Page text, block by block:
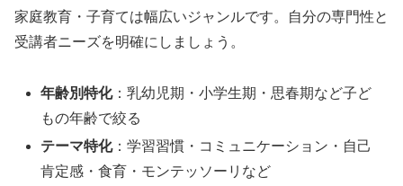
家庭教育・子育ては幅広いジャンルです。自分の専門性と
受講者ニーズを明確にしましょう。
年齢別特化：乳幼児期・小学生期・思春期など子ど
もの年齢で絞る
テーマ特化：学習習慣・コミュニケーション・自己
肯定感・食育・モンテッソーリなど